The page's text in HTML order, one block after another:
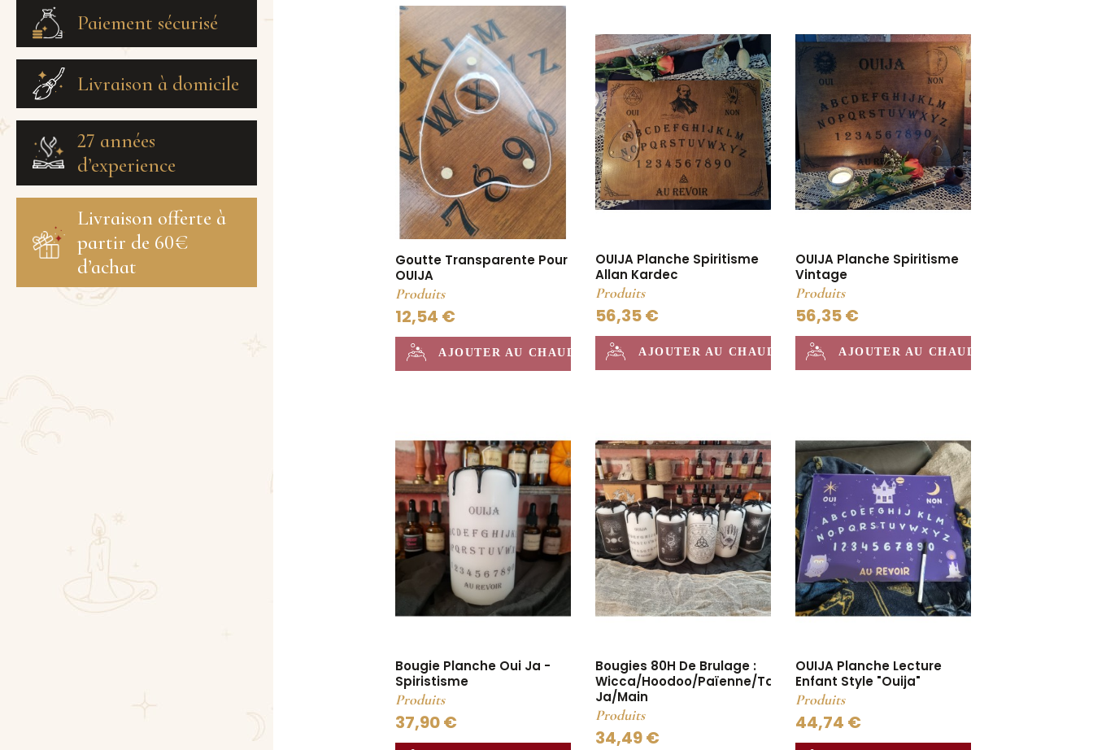
Paiement sécurisé
Livraison à domicile
27 années
d’experience
Livraison offerte à
partir de 60€
d’achat
Goutte Transparente Pour
OUIJA
Produits
12,54 €
AJOUTER AU CHAUDRON
OUIJA Planche Spiritisme
Allan Kardec
Produits
56,35 €
AJOUTER AU CHAUDRON
OUIJA Planche Spiritisme
Vintage
Produits
56,35 €
AJOUTER AU CHAUDRON
Bougie Planche Oui Ja -
Spiristisme
Produits
37,90 €
Bougies 80H De Brulage :
Wicca/Hoodoo/Païenne/Tarot/Oui
Ja/Main
Produits
34,49 €
OUIJA Planche Lecture
Enfant Style "Ouija"
Produits
44,74 €